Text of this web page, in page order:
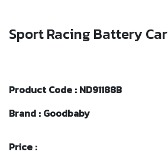
Sport Racing Battery Car
Product Code : ND91188B
Brand : Goodbaby
Price :